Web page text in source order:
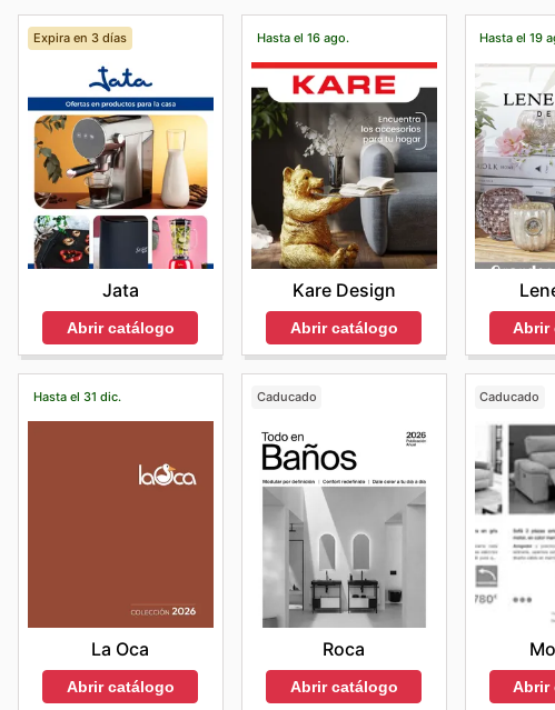
Expira en 3 días
Jata
Abrir catálogo
Hasta el 16 ago.
Kare Design
Abrir catálogo
Hasta el 19
Abrir
Hasta el 31 dic.
La Oca
Abrir catálogo
Caducado
Roca
Abrir catálogo
Caducado
Abrir